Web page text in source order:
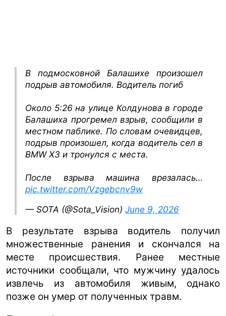
В подмосковной Балашихе произошел
подрыв автомобиля. Водитель погиб
Около 5:26 на улице Колдунова в городе
Балашиха прогремел взрыв, сообщили в
местном паблике. По словам очевидцев,
подрыв произошел, когда водитель сел в
BMW X3 и тронулся с места.
После взрыва машина врезалась…
pic.twitter.com/Vzgebcnv9w
— SOTA (@Sota_Vision)June 9, 2026
В результате взрыва водитель получил
множественные ранения и скончался на
месте происшествия. Ранее местные
источники сообщали, что мужчину удалось
извлечь из автомобиля живым, однако
позже он умер от полученных травм.